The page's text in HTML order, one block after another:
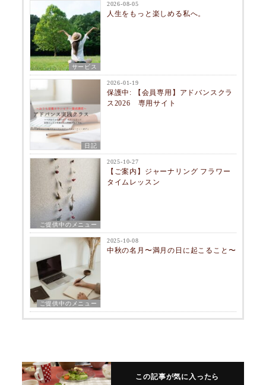
サービス
2026-08-05
人生をもっと楽しめる私へ。
日記
2026-01-19
保護中: 【会員専用】アドバンスクラ
ス2026 専用サイト
ご提供中のメニュー
2025-10-27
【ご案内】ジャーナリング フラワー
タイムレッスン
ご提供中のメニュー
2025-10-08
中秋の名月〜満月の日に起こること〜
この記事が気に入ったら